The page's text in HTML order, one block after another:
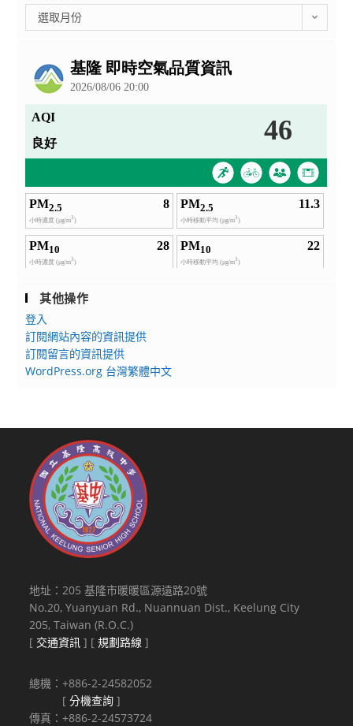
整
選取月份
其他操作
登入
訂閱網站內容的資訊提供
訂閱留言的資訊提供
WordPress.org 台灣繁體中文
地址：205 基隆市暖暖區源遠路20號
No.20, Yuanyuan Rd., Nuannuan Dist., Keelung City
205, Taiwan (R.O.C.)
[ 交通資訊 ] [規劃路線 ]
總機：+886-2-24582052
[分機查詢 ]
傳真：+886-2-24573724